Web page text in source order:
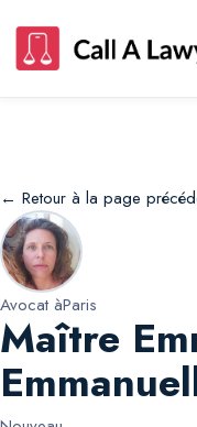
← Retour à la page
Avocat àParis
Maître